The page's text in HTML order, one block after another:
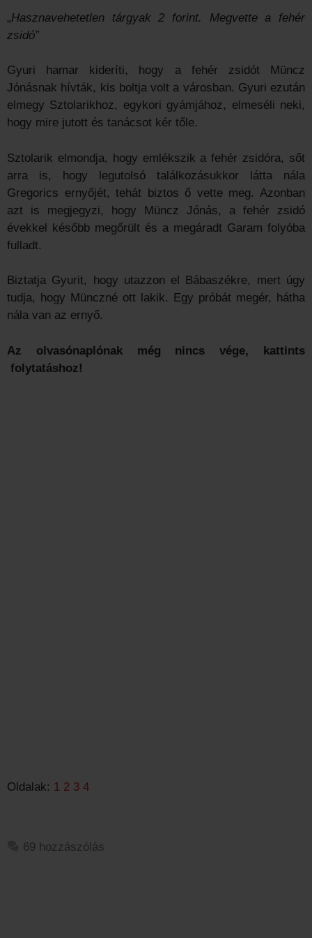
„Hasznavehetetlen tárgyak 2 forint. Megvette a fehér
zsidó”
Gyuri hamar kideríti, hogy a fehér zsidót Müncz
Jónásnak hívták, kis boltja volt a városban. Gyuri ezután
elmegy Sztolarikhoz, egykori gyámjához, elmeséli neki,
hogy mire jutott és tanácsot kér tőle.
Sztolarik elmondja, hogy emlékszik a fehér zsidóra, sőt
arra is, hogy legutolsó találkozásukkor látta nála
Gregorics ernyőjét, tehát biztos ő vette meg. Azonban
azt is megjegyzi, hogy Müncz Jónás, a fehér zsidó
évekkel később megőrült és a megáradt Garam folyóba
fulladt.
Biztatja Gyurit, hogy utazzon el Bábaszékre, mert úgy
tudja, hogy Münczné ott lakik. Egy próbát megér, hátha
nála van az ernyő.
Az olvasónaplónak még nincs vége, kattints
folytatáshoz!
Oldalak: 1 2 3 4
69 hozzászólás